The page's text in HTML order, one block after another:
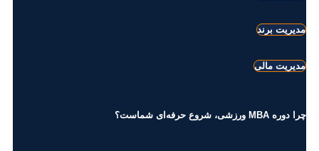
مدیریت برند
مدیریت مالی
چرا دوره MBA ورزشی، شروع حرفه‌ای شماست؟